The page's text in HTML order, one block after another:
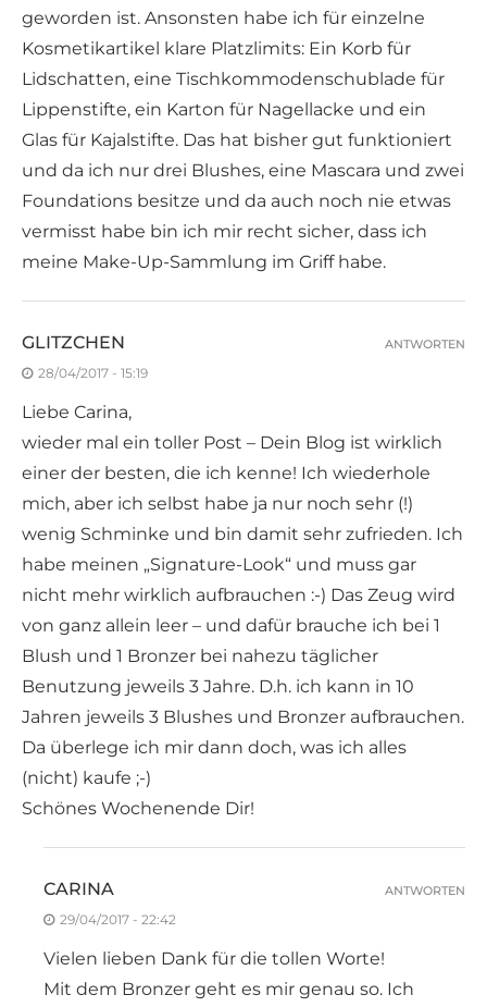
geworden ist. Ansonsten habe ich für einzelne
Kosmetikartikel klare Platzlimits: Ein Korb für
Lidschatten, eine Tischkommodenschublade für
Lippenstifte, ein Karton für Nagellacke und ein
Glas für Kajalstifte. Das hat bisher gut funktioniert
und da ich nur drei Blushes, eine Mascara und zwei
Foundations besitze und da auch noch nie etwas
vermisst habe bin ich mir recht sicher, dass ich
meine Make-Up-Sammlung im Griff habe.
GLITZCHEN
28/04/2017 - 15:19
Liebe Carina,
wieder mal ein toller Post – Dein Blog ist wirklich
einer der besten, die ich kenne! Ich wiederhole
mich, aber ich selbst habe ja nur noch sehr (!)
wenig Schminke und bin damit sehr zufrieden. Ich
habe meinen „Signature-Look“ und muss gar
nicht mehr wirklich aufbrauchen :-) Das Zeug wird
von ganz allein leer – und dafür brauche ich bei 1
Blush und 1 Bronzer bei nahezu täglicher
Benutzung jeweils 3 Jahre. D.h. ich kann in 10
Jahren jeweils 3 Blushes und Bronzer aufbrauchen.
Da überlege ich mir dann doch, was ich alles
(nicht) kaufe ;-)
Schönes Wochenende Dir!
ANTWORTEN
CARINA
29/04/2017 - 22:42
Vielen lieben Dank für die tollen Worte!
Mit dem Bronzer geht es mir genau so. Ich
ANTWORTEN